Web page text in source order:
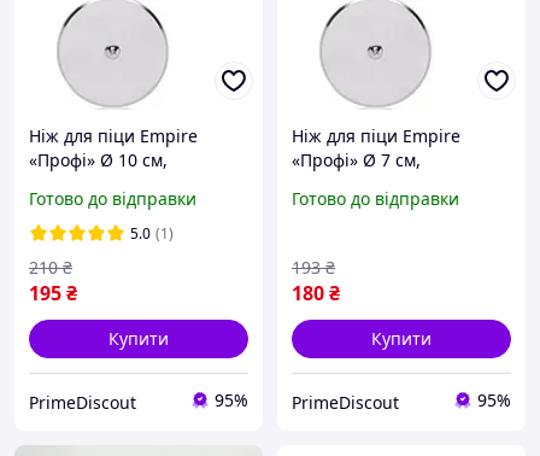
Ніж для піци Empire
«Профі» Ø 10 см,
нержавіючої сталі,
довжина 23 см
Готово до відправки
5.0 (1)
195₴
210 ₴
Купити
PrimeDiscout 95%
Ніж для піци Empire
«Профі» Ø 7 см,
нержавіючої сталі,
Готово до відправки
180₴
193 ₴
Купити
PrimeDiscout 95%